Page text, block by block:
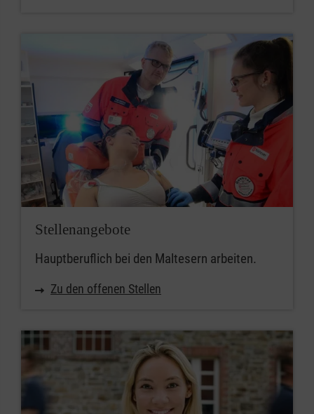
Stellenangebote
Hauptberuflich bei den Maltesern arbeiten.
Zu den offenen Stellen